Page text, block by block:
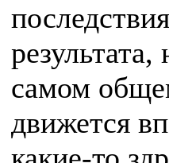
самом
движется